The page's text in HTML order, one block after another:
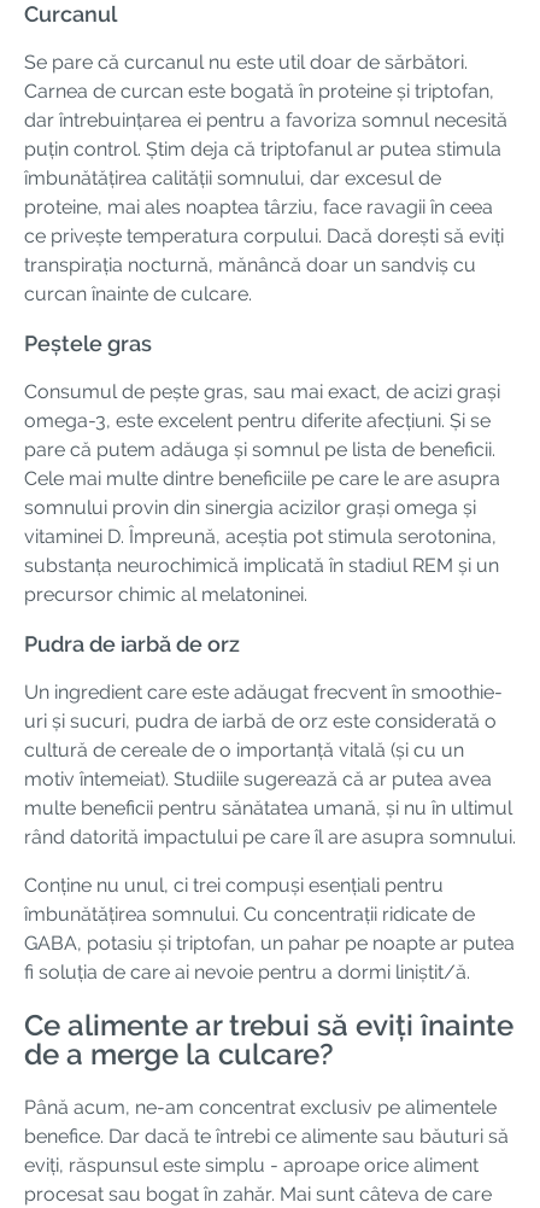
Curcanul
Se pare că curcanul nu este util doar de sărbători.
Carnea de curcan este bogată în proteine și triptofan,
dar întrebuințarea ei pentru a favoriza somnul necesită
puțin control. Știm deja că triptofanul ar putea stimula
îmbunătățirea calității somnului, dar excesul de
proteine, mai ales noaptea târziu, face ravagii în ceea
ce privește temperatura corpului. Dacă dorești să eviți
transpirația nocturnă, mănâncă doar un sandviș cu
curcan înainte de culcare.
Peștele gras
Consumul de pește gras, sau mai exact, de acizi grași
omega-3, este excelent pentru diferite afecțiuni. Și se
pare că putem adăuga și somnul pe lista de beneficii.
Cele mai multe dintre beneficiile pe care le are asupra
somnului provin din sinergia acizilor grași omega și
vitaminei D. Împreună, aceștia pot stimula serotonina,
substanța neurochimică implicată în stadiul REM și un
precursor chimic al melatoninei.
Pudra de iarbă de orz
Un ingredient care este adăugat frecvent în smoothie-
uri și sucuri, pudra de iarbă de orz este considerată o
cultură de cereale de o importanță vitală (și cu un
motiv întemeiat). Studiile sugerează că ar putea avea
multe beneficii pentru sănătatea umană, și nu în ultimul
rând datorită impactului pe care îl are asupra somnului.
Conține nu unul, ci trei compuși esențiali pentru
îmbunătățirea somnului. Cu concentrații ridicate de
GABA, potasiu și triptofan, un pahar pe noapte ar putea
fi soluția de care ai nevoie pentru a dormi liniștit/ă.
Ce alimente ar trebui să eviți înainte
de a merge la culcare?
Până acum, ne-am concentrat exclusiv pe alimentele
benefice. Dar dacă te întrebi ce alimente sau băuturi să
eviți, răspunsul este simplu - aproape orice aliment
procesat sau bogat în zahăr. Mai sunt câteva de care